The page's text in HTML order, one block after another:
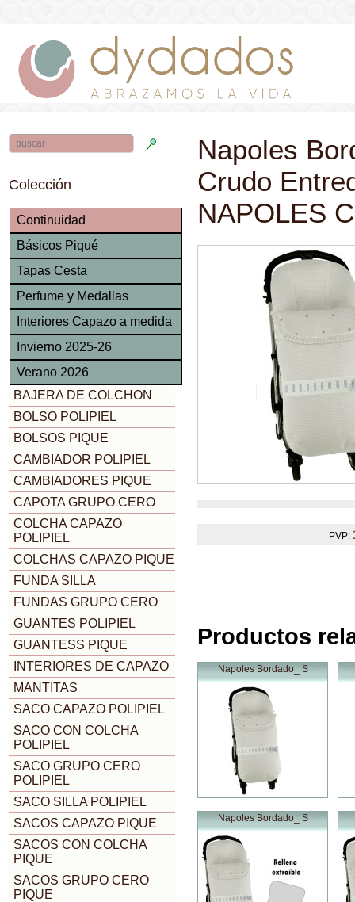
Colección
Continuidad
Básicos Piqué
Tapas Cesta
Perfume y Medallas
Interiores Capazo a medida
Invierno 2025-26
Verano 2026
BAJERA DE COLCHON
BOLSO POLIPIEL
BOLSOS PIQUE
CAMBIADOR POLIPIEL
CAMBIADORES PIQUE
CAPOTA GRUPO CERO
COLCHA CAPAZO
POLIPIEL
COLCHAS CAPAZO PIQUE
FUNDA SILLA
FUNDAS GRUPO CERO
GUANTES POLIPIEL
GUANTESS PIQUE
INTERIORES DE CAPAZO
MANTITAS
SACO CAPAZO POLIPIEL
SACO CON COLCHA
POLIPIEL
SACO GRUPO CERO
POLIPIEL
SACO SILLA POLIPIEL
SACOS CAPAZO PIQUE
SACOS CON COLCHA
PIQUE
SACOS GRUPO CERO
PIQUE
Napoles
Crudo
NAPOLES
PVP:
Productos
Napoles Bordado_ S
Napoles Bordado_ S